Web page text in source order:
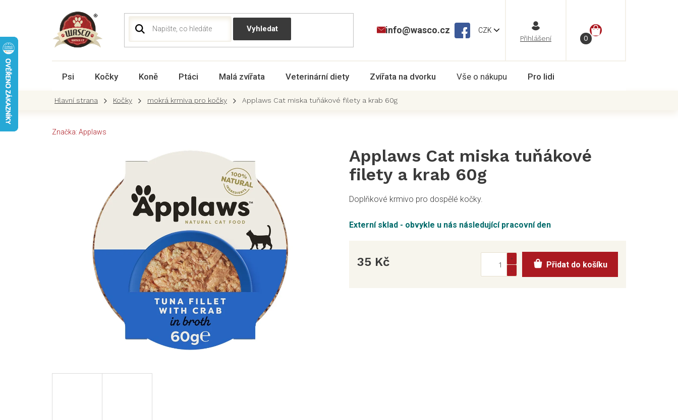
CZK
NÁKUPNÍ
info@wasco.cz
Psi Kočky Koně Ptáci Malá zvířata Veterinární diety Zvířata na dvorku Vše o nákupu Pro lidi
Kočky mokrá krmiva pro kočky Applaws Cat miska tuňákové filety a krab 60g
Značka: Applaws
Externí sklad - obvykle u nás následující pracovní den
Doplňkové krmivo pro dospělé kočky.
Applaws Cat miska tuňákové
filety a krab 60g
35 Kč Přidat do košíku